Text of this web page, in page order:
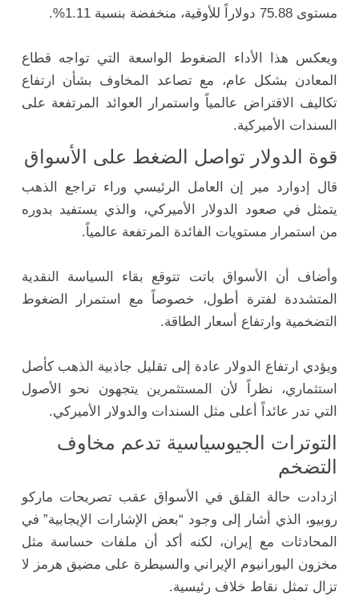
مستوى 75.88 دولاراً للأوقية، منخفضة بنسبة 1.11%.
ويعكس هذا الأداء الضغوط الواسعة التي تواجه قطاع
المعادن بشكل عام، مع تصاعد المخاوف بشأن ارتفاع
تكاليف الاقتراض عالمياً واستمرار العوائد المرتفعة على
السندات الأميركية.
قوة الدولار تواصل الضغط على الأسواق
قال إدوارد مير
إن العامل الرئيسي وراء تراجع الذهب
يتمثل في صعود الدولار الأميركي، والذي يستفيد بدوره
من استمرار مستويات الفائدة المرتفعة عالمياً.
وأضاف أن الأسواق باتت تتوقع بقاء السياسة النقدية
المتشددة لفترة أطول، خصوصاً مع استمرار الضغوط
التضخمية وارتفاع أسعار الطاقة.
ويؤدي ارتفاع الدولار عادة إلى تقليل جاذبية الذهب كأصل
استثماري، نظراً لأن المستثمرين يتجهون نحو الأصول
التي تدر عائداً أعلى مثل السندات والدولار الأميركي.
التوترات الجيوسياسية تدعم مخاوف
التضخم
ازدادت حالة القلق في الأسواق عقب تصريحات ماركو
روبيو، الذي أشار إلى وجود “بعض الإشارات الإيجابية” في
المحادثات مع إيران، لكنه أكد أن ملفات حساسة مثل
مخزون اليورانيوم الإيراني والسيطرة على مضيق هرمز لا
تزال تمثل نقاط خلاف رئيسية.